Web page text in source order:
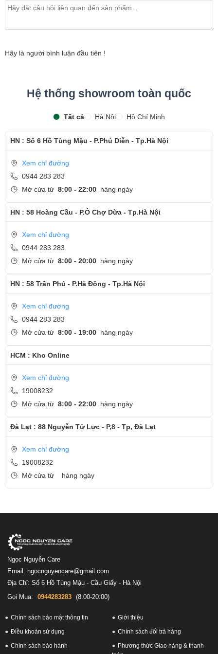
bảo hành sản phẩm
- Bàn giao máy cho khách hàng
Cảm ơn quý khách đã dành thời gian tham khảo và
quan tâm tới dịch vụ thay màn hình tại Ngọc Nguyễn
Care
- HotlineCSKH dịch vụ sửa chữa: 0944-283-283
Hãy là người bình luận đầu tiên !
Hệ thống showroom toàn quốc
Tất cả Hà Nội Hồ Chí Minh
HN : Số 6 Hồ Tùng Mậu - P.Phú Diễn - Tp.Hà Nội
Xem chỉ đường
0944 283 283
Mở cửa từ 8:00 - 22:00 hàng ngày
HN : 58 Hoàng Cầu - P.Ô Chợ Dừa - Tp.Hà Nội
Xem chỉ đường
0944 283 283
Mở cửa từ 8:00 - 20:00 hàng ngày
HN : 58 Trần Phú - P.Hà Đông - Tp.Hà Nội
Xem chỉ đường
0944 283 283
Mở cửa từ 8:00 - 19:00 hàng ngày
HCM : Kho Online
Xem chỉ đường
19008232
Mở cửa từ 8:00 - 22:00 hàng ngày
Đà Lạt : 88 Nguyễn Tử Lực - P,8 - Tp, Đà Lạt
Xem chỉ đường
19008232
Mở cửa từ
hàng ngày
Ngọc Nguyễn Care
Email: ngocnguyencare@gmail.com
Địa Chỉ: Số 6 Hồ Tùng Mậu - Cầu Giấy - Hà Nội
Gọi Mua:
0944283283 (8:00-20:00)
Chính sách bảo mật thông tin Giới thiệu
Điều khoản sử dụng Chính sách đổi trả hàng
Chính sách bảo hành
Phương thức Giao hàng & thanh